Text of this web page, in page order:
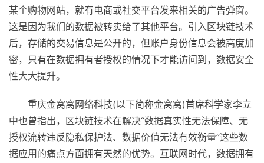
某个购物网站，就有电商或社交平台发来相关的广告弹窗。
这是因为我们的数据被转卖给了其他平台。引入区块链技术
后，存储的交易信息是公开的，但账户身份信息会被高度加
密，只有在数据拥有者授权的情况下才能访问到，数据安全
性大大提升。
重庆金窝窝网络科技(以下简称金窝窝)首席科学家李立
中也曾指出，区块链技术在解决“数据真实性无法保障、无
授权流转违反隐私保护法、数据价值无法有效衡量”这些数
据应用的痛点方面拥有天然的优势。互联网时代，数据拥有